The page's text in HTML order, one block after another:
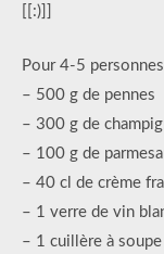
publication :
[[:)]]
Pour 4-5
– 500 g de pennes
– 300 g de
– 100 g de
– 40 cl de crème
– 1 verre de vin
– 1 cuillère à